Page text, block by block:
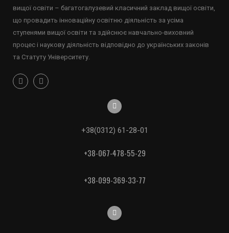
вищої освіти – багатогалузевий класичний заклад вищої освіти,
що провадить інноваційну освітню діяльність за усіма
ступенями вищої освіти та здійснює навчально-виховний
процес і наукову діяльність відповідно до українських законів
та Статуту Університету.
+38(0312) 61-28-01
+38-067-478-55-29
+38-099-369-33-77